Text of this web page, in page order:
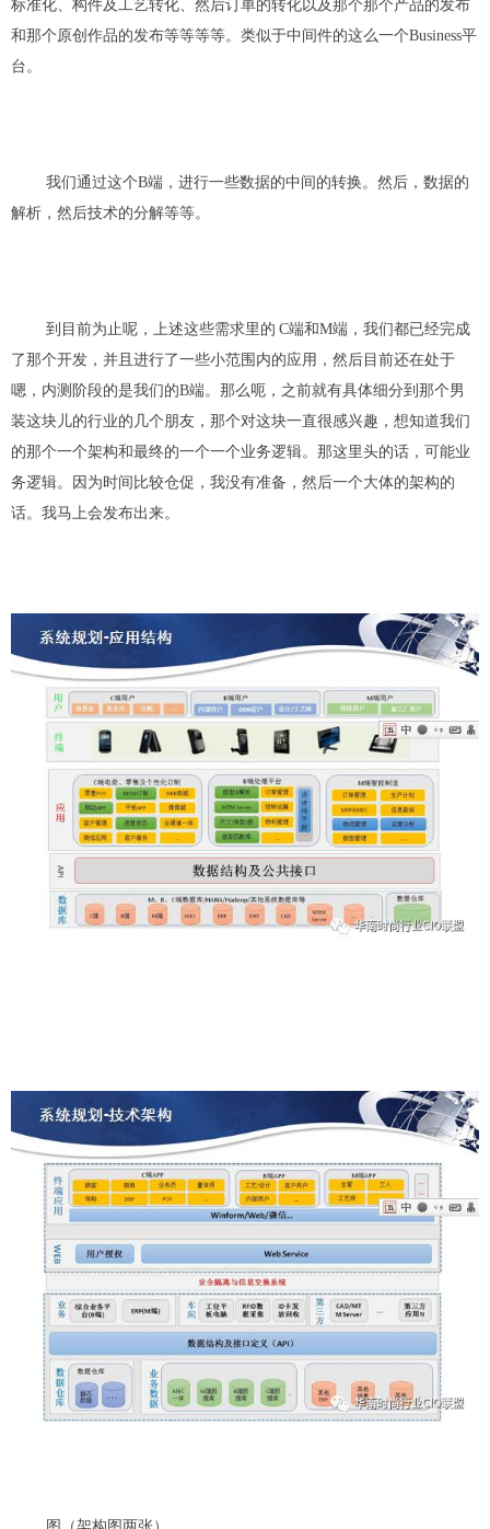
标准化、构件及工艺转化、 然后订单的转化以及那个那个产品的发布
和那个原创作品的发布等等等等。 类似于中间件的这么一个Business平
台。
我们通过这个B端 ， 进行一些数据的中间的转换。然后，数据的
解析，然后技术的分解等等。
到目前为止呢， 上述这些需求里的 C端和M端 ，我们都已经完成
了那个开发 ， 并且进行了一些小范围内的应用，然后目前还在处于
嗯， 内测阶段的是我们的B端。那么呃，之前就有具体细分到那个男
装这块儿的行业的 几个朋友 ， 那个对这块一直很感兴趣，想知道我们
的那个一个架构和最终的一个一个业务逻辑。那这里头的话，可能业
务逻辑。因为时间比较仓促，我没有准备，然后一个大体的架构的
话。我马上会发布出来。